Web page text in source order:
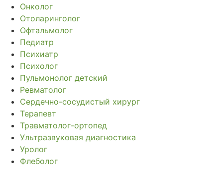
Онколог
Отоларинголог
Офтальмолог
Педиатр
Психиатр
Психолог
Пульмонолог детский
Ревматолог
Сердечно-сосудистый хирург
Терапевт
Травматолог-ортопед
Ультразвуковая диагностика
Уролог
Флеболог